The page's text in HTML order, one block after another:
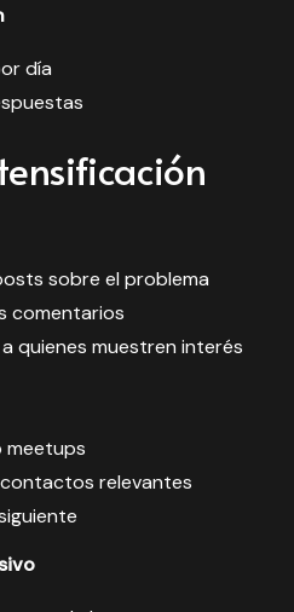
día
sobre el problema
comentarios
quienes muestren interés
meetups
relevantes